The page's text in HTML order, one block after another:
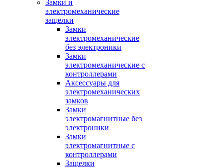
Замки и
электромеханические
защелки
Замки
электромеханические
без электроники
Замки
электромеханические с
контроллерами
Аксессуары для
электромеханических
замков
Замки
электромагнитные без
электроники
Замки
электромагнитные с
контроллерами
Защелки